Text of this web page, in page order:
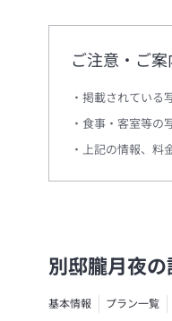
ご注意・ご案
掲載されている
食事・客室等の
上記の情報、料
別邸朧月夜の
基本情報 プラン一覧